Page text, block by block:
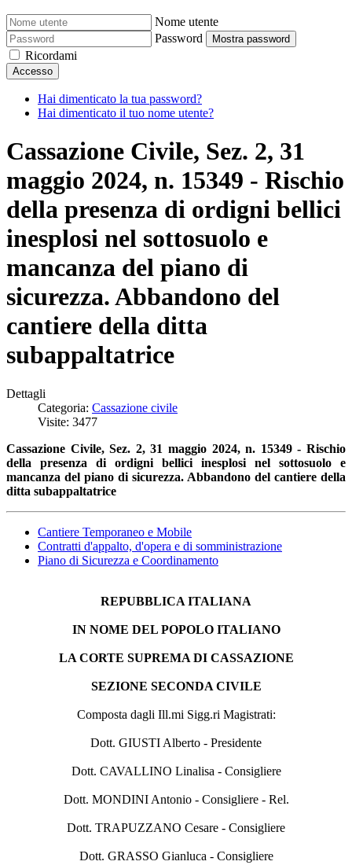
Nome utente
Password
Mostra password
Ricordami
Accesso
Hai dimenticato la tua password?
Hai dimenticato il tuo nome utente?
Cassazione Civile, Sez. 2, 31
maggio 2024, n. 15349 - Rischio
della presenza di ordigni bellici
inesplosi nel sottosuolo e
mancanza del piano di
sicurezza. Abbandono del
cantiere della ditta
subappaltatrice
Dettagli
Categoria: Cassazione civile
Visite: 3477
Cassazione Civile, Sez. 2, 31 maggio 2024, n. 15349 - Rischio
della presenza di ordigni bellici inesplosi nel sottosuolo e
mancanza del piano di sicurezza. Abbandono del cantiere della
ditta subappaltatrice
Cantiere Temporaneo e Mobile
Contratti d'appalto, d'opera e di somministrazione
Piano di Sicurezza e Coordinamento
REPUBBLICA ITALIANA
IN NOME DEL POPOLO ITALIANO
LA CORTE SUPREMA DI CASSAZIONE
SEZIONE SECONDA CIVILE
Composta dagli Ill.mi Sigg.ri Magistrati:
Dott. GIUSTI Alberto - Presidente
Dott. CAVALLINO Linalisa - Consigliere
Dott. MONDINI Antonio - Consigliere - Rel.
Dott. TRAPUZZANO Cesare - Consigliere
Dott. GRASSO Gianluca - Consigliere